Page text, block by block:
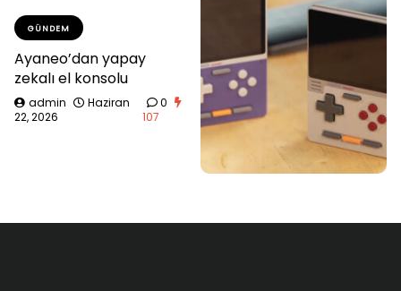
GÜNDEM
Ayaneo’dan yapay
zekalı el konsolu
admin
Haziran
22, 2026
0
107